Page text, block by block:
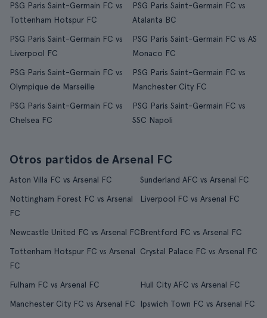
PSG Paris Saint-Germain FC vs
Tottenham Hotspur FC
PSG Paris Saint-Germain FC vs
Atalanta BC
PSG Paris Saint-Germain FC vs
Liverpool FC
PSG Paris Saint-Germain FC vs AS
Monaco FC
PSG Paris Saint-Germain FC vs
Olympique de Marseille
PSG Paris Saint-Germain FC vs
Manchester City FC
PSG Paris Saint-Germain FC vs
Chelsea FC
PSG Paris Saint-Germain FC vs
SSC Napoli
Otros partidos de Arsenal FC
Aston Villa FC vs Arsenal FC
Sunderland AFC vs Arsenal FC
Nottingham Forest FC vs Arsenal
FC
Liverpool FC vs Arsenal FC
Newcastle United FC vs Arsenal FCBrentford FC vs Arsenal FC
Tottenham Hotspur FC vs Arsenal
FC
Crystal Palace FC vs Arsenal FC
Fulham FC vs Arsenal FC
Hull City AFC vs Arsenal FC
Manchester City FC vs Arsenal FC
Ipswich Town FC vs Arsenal FC